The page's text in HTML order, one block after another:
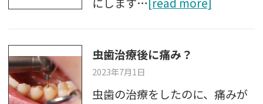
虫歯治療後に痛み？
2023年7月1日
虫歯の治療をしたのに、痛みが